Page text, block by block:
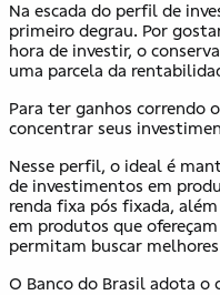
Na escada do perfil de
primeiro degrau. Por
hora de investir, o
uma parcela da
Para ter ganhos correndo
concentrar seus
Nesse perfil, o ideal é
de investimentos em
renda fixa pós fixada,
em produtos que
permitam buscar
O Banco do Brasil adota o